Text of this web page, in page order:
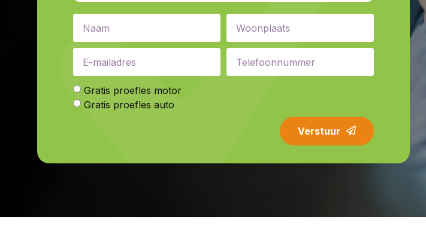
Gratis proefles motor
Gratis proefles auto
Verstuur